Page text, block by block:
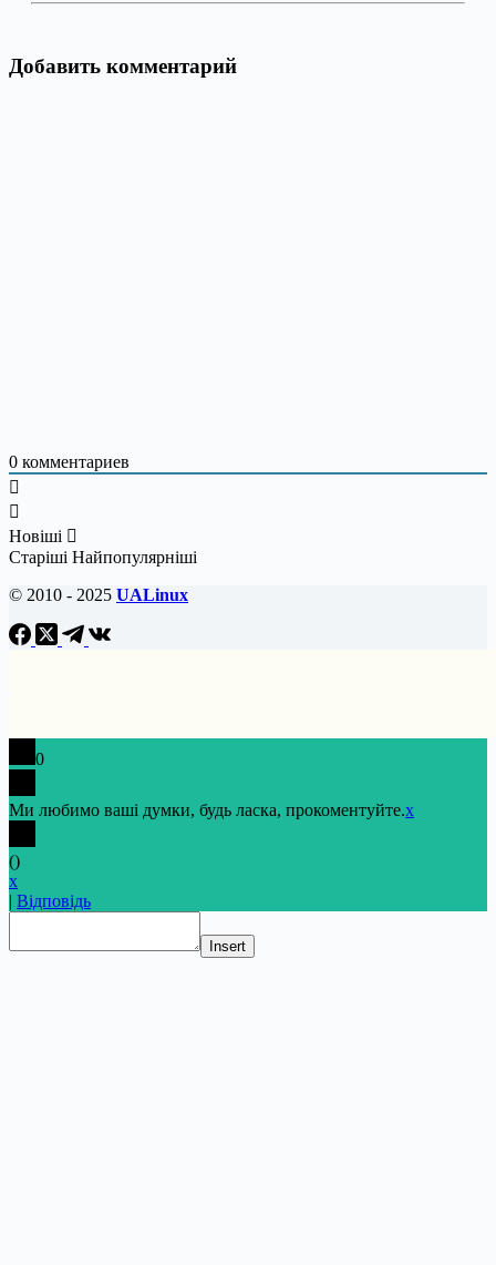
Добавить комментарий
0 комментариев
Новіші
Старіші Найпопулярніші
© 2010 - 2025 UALinux
0
Ми любимо ваші думки, будь ласка, прокоментуйте.x
()
x
| Відповідь
Insert